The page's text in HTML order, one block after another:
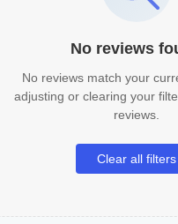
No reviews
No reviews match your
adjusting or clearing your
reviews.
Clear all filters